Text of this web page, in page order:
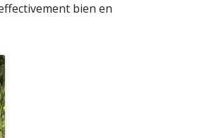
bien en